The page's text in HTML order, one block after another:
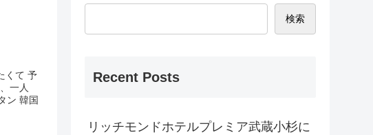
くて 予
一人
ン 韓国
検索
Recent Posts
リッチモンドホテルプレミア武蔵小杉に